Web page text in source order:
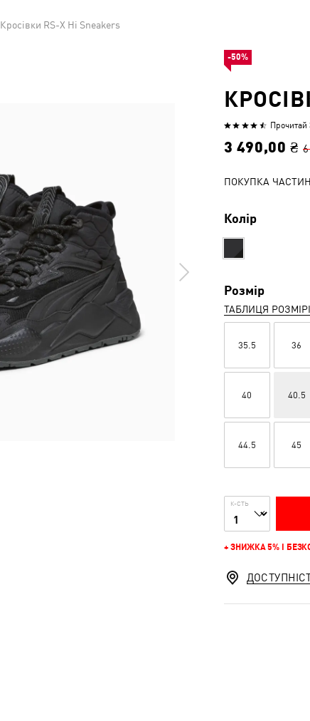
Кросівки RS-X Hi Sneakers
Оцінено
з
Прочитай
3 490,00 ₴
ПОКУПКА
Колір
Розмір
ТАБЛИЦЯ
35.5 36
40 40.5
44.5 45
К-СТЬ
+ ЗНИЖКА 5% І
-50%